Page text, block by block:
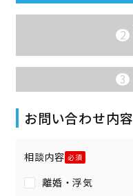
2
3
お問い合わせ内容
相談内容
離婚・浮気